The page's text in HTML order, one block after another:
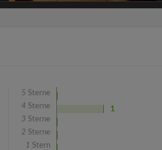
5 Sterne
4 Sterne
1
3 Sterne
2 Sterne
1 Stern